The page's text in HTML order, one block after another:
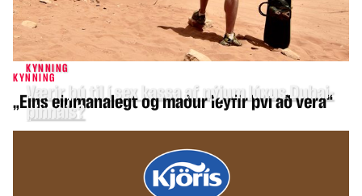
KYNNING
„Eins einmanalegt og maður leyfir því að vera“
KYNNING
Værir þú til í sex kassa af nýjum lúxus Dubai-
pinnaís?